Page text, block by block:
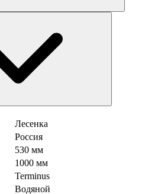
Лесенка
Россия
530 мм
1000 мм
Terminus
Водяной